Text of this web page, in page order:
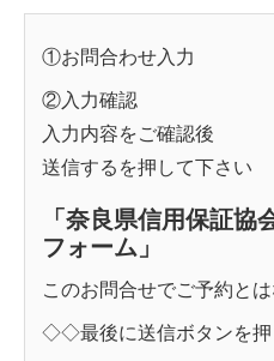
①お問合わせ入力
②入力確認
入力内容をご確認後
送信するを押して下さい
「奈良県信用保証
フォーム」
このお問合せでご予約と
◇◇最後に送信ボタンを